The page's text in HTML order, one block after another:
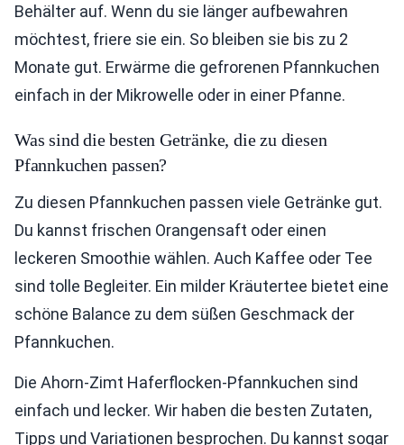
Behälter auf. Wenn du sie länger aufbewahren
möchtest, friere sie ein. So bleiben sie bis zu 2
Monate gut. Erwärme die gefrorenen Pfannkuchen
einfach in der Mikrowelle oder in einer Pfanne.
Was sind die besten Getränke, die zu diesen
Pfannkuchen passen?
Zu diesen Pfannkuchen passen viele Getränke gut.
Du kannst frischen Orangensaft oder einen
leckeren Smoothie wählen. Auch Kaffee oder Tee
sind tolle Begleiter. Ein milder Kräutertee bietet eine
schöne Balance zu dem süßen Geschmack der
Pfannkuchen.
Die Ahorn-Zimt Haferflocken-Pfannkuchen sind
einfach und lecker. Wir haben die besten Zutaten,
Tipps und Variationen besprochen. Du kannst sogar